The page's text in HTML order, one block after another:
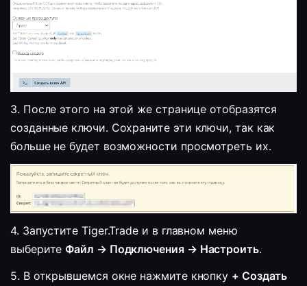
3. После этого на этой же странице отобразятся
созданные ключи. Сохраните эти ключи, так как
больше не будет возможности просмотреть их.
4. Запустите Tiger.Trade и в главном меню
выберите Файл → Подключения → Настроить.
5. В открывшемся окне нажмите кнопку + Создать